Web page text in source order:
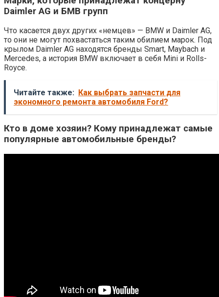
Daimler AG и БМВ групп
Что касается двух других «немцев» — BMW и Daimler AG,
то они не могут похвастаться таким обилием марок. Под
крылом Daimler AG находятся бренды Smart, Maybach и
Mercedes, а история BMW включает в себя Mini и Rolls-
Royce.
Читайте также: Как выбрать запчасти для
экономного ремонта автомобиля Ford?
Кто в доме хозяин? Кому принадлежат самые
популярные автомобильные бренды?